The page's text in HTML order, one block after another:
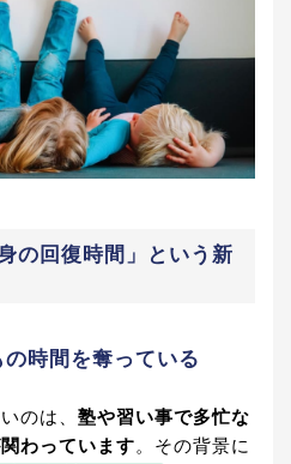
の回復時間」という新
時間を奪っている
のは、 塾や習い事で多忙な
わっています。その背景に